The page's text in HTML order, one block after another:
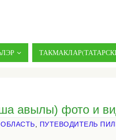
авылы) фото и
, ПУТЕВОДИТЕЛЬ